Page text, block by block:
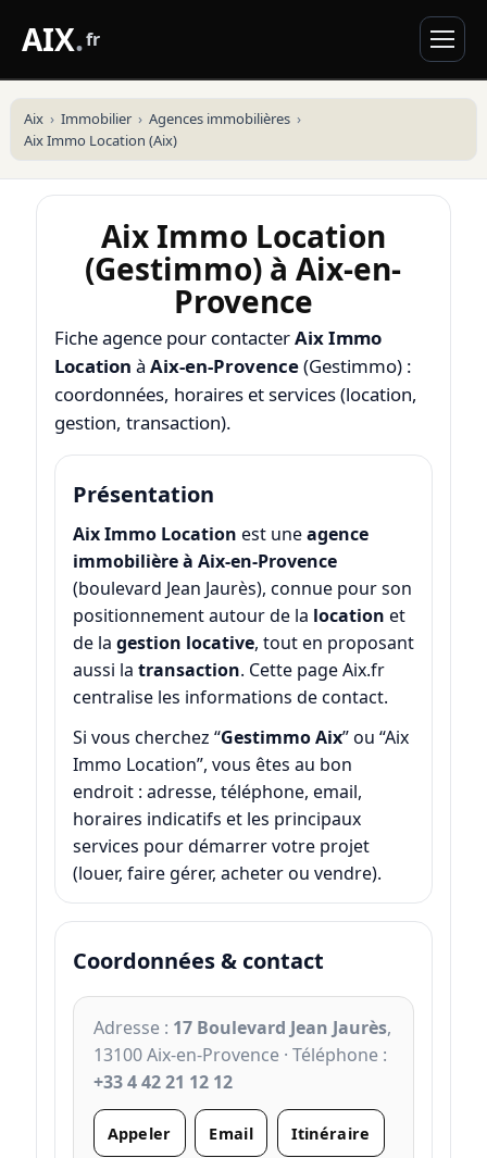
AIX.fr
Aix Immobilier
Agences immobilières
Aix Immo Location (Aix)
Aix Immo Location
(Gestimmo) à Aix-en-
Provence
Fiche agence pour contacterAix Immo
Location à Aix-en-Provence(Gestimmo) :
coordonnées, horaires et services (location,
gestion, transaction).
Présentation
Aix Immo Location est uneagence
immobilière à Aix-en-Provence
(boulevard Jean Jaurès), connue pour son
positionnement autour de la location et
de la gestion locative, tout en proposant
aussi la transaction. Cette page Aix.fr
centralise les informations de contact.
Si vous cherchez “Gestimmo Aix” ou “Aix
Immo Location”, vous êtes au bon
endroit : adresse, téléphone, email,
horaires indicatifs et les principaux
services pour démarrer votre projet
(louer, faire gérer, acheter ou vendre).
Coordonnées & contact
Adresse : 17 Boulevard Jean Jaurès,
13100 Aix-en-Provence · Téléphone :
+33 4 42 21 12 12
Appeler Email Itinéraire